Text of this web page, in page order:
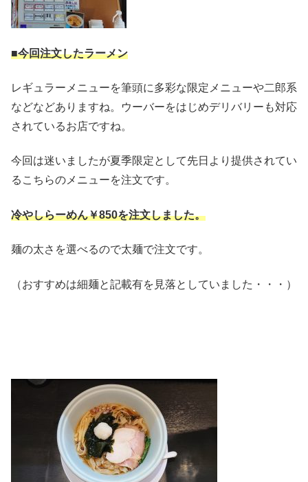
■今回注文したラーメン
レギュラーメニューを筆頭に多彩な限定メニューや二郎系
などなどありますね。ウーバーをはじめデリバリーも対応
されているお店ですね。
今回は迷いましたが夏季限定として先日より提供されてい
るこちらのメニューを注文です。
冷やしらーめん￥850を注文しました。
麺の太さを選べるので太麺で注文です。
（おすすめは細麺と記載有を見落としていました・・・）